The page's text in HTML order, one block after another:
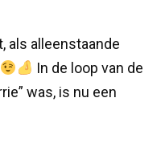
als alleenstaande
In de loop van de
was, is nu een